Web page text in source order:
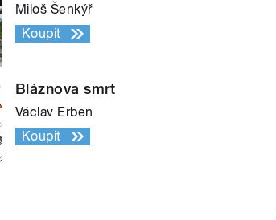
Miloš Šenkýř
Koupit
Bláznova smrt
Václav Erben
Koupit